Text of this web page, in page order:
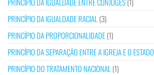
PRINCÍPIO DA IGUALDADE RACIAL (3)
PRINCÍPIO DA PROPORCIONALIDADE(1)
PRINCÍPIO DA SEPARAÇÃO ENTRE A IGREJA E O ESTADO
PRINCÍPIO DO TRATAMENTO NACIONAL (1)